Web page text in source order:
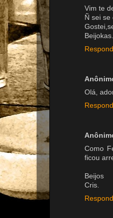
Vim te
Ñ sei
Beijokas.
Olá,
Como
ficou
Beijos
Cris.